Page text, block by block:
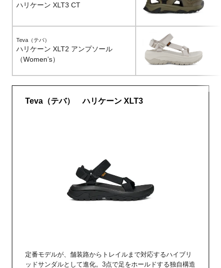
ハリケーン XLT3 CT
Teva（テバ）
ハリケーン XLT2 アンプソール
（Women’s）
Teva（テバ） ハリケーン XLT3
定番モデルが、舗装路からトレイルまで対応するハイブリ
ッドサンダルとして進化。3点で足をホールドする独自構造